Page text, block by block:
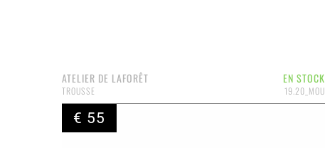
EN STOCK
ATELIER DE LAFORÊT
19.20_MOU
TROUSSE
€ 55